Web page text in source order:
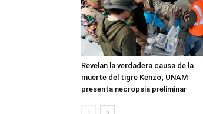
Revelan la verdadera causa de la
muerte del tigre Kenzo; UNAM
presenta necropsia preliminar